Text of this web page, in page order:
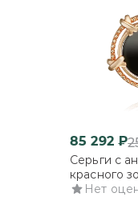
85 292₽
Серьги с
красного
Нет